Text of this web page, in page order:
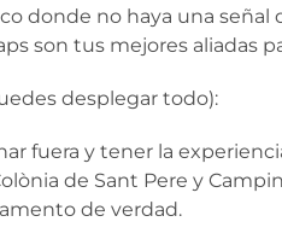
donde no haya una
son tus mejores aliadas
desplegar todo):
fuera y tener la
de Sant Pere y
de verdad.